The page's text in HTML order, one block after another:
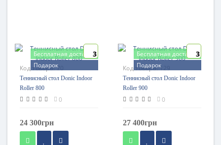
Бесплатная доставка
Подарок
3
Код товара:70
Теннисный стол Donic Indoor
Roller 800
0
24 300грн
Бесплатная доставка
Подарок
3
Код товара:129
Теннисный стол Donic Indoor
Roller 900
0
27 400грн